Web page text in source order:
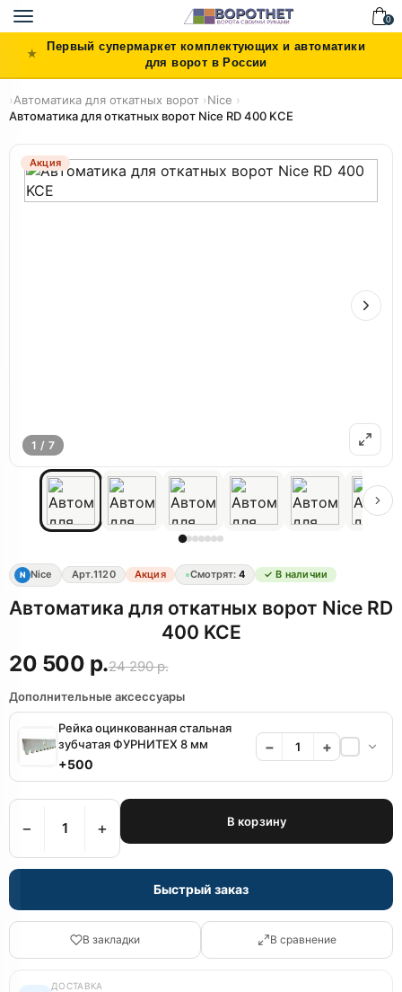
Toggle
navigation
0
Первый супермаркет комплектующих и автоматики
для ворот в России
›Автоматика для откатных ворот ›Nice ›
Автоматика для откатных ворот Nice RD 400 KCE
Акция
1 / 7
N Nice Арт.1120 Акция Смотрят: 4 ✓ В наличии
Автоматика для откатных ворот Nice RD
400 KCE
20 500 р.24 290 р.
Дополнительные аксессуары
Рейка оцинкованная стальная
зубчатая ФУРНИТЕХ 8 мм
+500
− +
− + В корзину
Быстрый заказ
В закладки В сравнение
ДОСТАВКА